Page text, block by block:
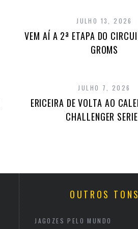
JULHO 13, 2026
VEM AÍ A 2ª ETAPA DO
GROMS
JULHO 7, 2026
ERICEIRA DE VOLTA AO
CHALLENGER
OUTROS TONS
JAGOZES PELO MUNDO